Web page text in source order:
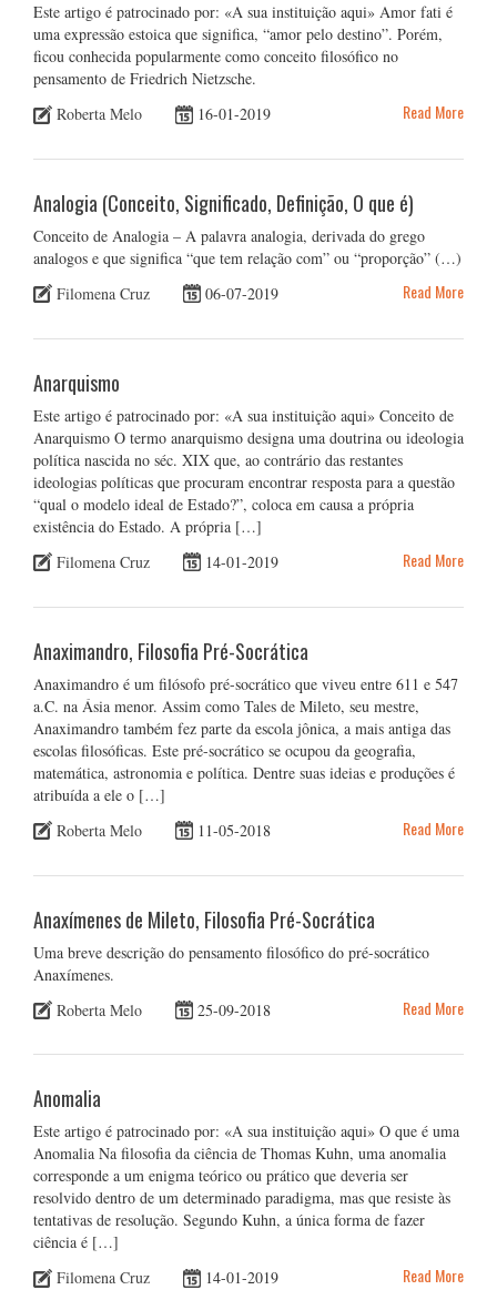
Este artigo é patrocinado por: «A sua instituição aqui» Amor fati é
uma expressão estoica que significa, “amor pelo destino”. Porém,
ficou conhecida popularmente como conceito filosófico no
pensamento de Friedrich Nietzsche.
Roberta Melo
16-01-2019 Read More
Analogia (Conceito, Significado, Definição, O que é)
Conceito de Analogia – A palavra analogia, derivada do grego
analogos e que significa “que tem relação com” ou “proporção” (…)
Filomena Cruz
06-07-2019 Read More
Anarquismo
Este artigo é patrocinado por: «A sua instituição aqui» Conceito de
Anarquismo O termo anarquismo designa uma doutrina ou ideologia
política nascida no séc. XIX que, ao contrário das restantes
ideologias políticas que procuram encontrar resposta para a questão
“qual o modelo ideal de Estado?”, coloca em causa a própria
existência do Estado. A própria […]
Filomena Cruz
14-01-2019 Read More
Anaximandro, Filosofia Pré-Socrática
Anaximandro é um filósofo pré-socrático que viveu entre 611 e 547
a.C. na Ásia menor. Assim como Tales de Mileto, seu mestre,
Anaximandro também fez parte da escola jônica, a mais antiga das
escolas filosóficas. Este pré-socrático se ocupou da geografia,
matemática, astronomia e política. Dentre suas ideias e produções é
atribuída a ele o […]
Roberta Melo
11-05-2018 Read More
Anaxímenes de Mileto, Filosofia Pré-Socrática
Uma breve descrição do pensamento filosófico do pré-socrático
Anaxímenes.
Roberta Melo
25-09-2018 Read More
Anomalia
Este artigo é patrocinado por: «A sua instituição aqui» O que é uma
Anomalia Na filosofia da ciência de Thomas Kuhn, uma anomalia
corresponde a um enigma teórico ou prático que deveria ser
resolvido dentro de um determinado paradigma, mas que resiste às
tentativas de resolução. Segundo Kuhn, a única forma de fazer
ciência é […]
Filomena Cruz
14-01-2019 Read More